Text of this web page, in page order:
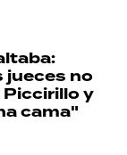
jueces no
y
cama"